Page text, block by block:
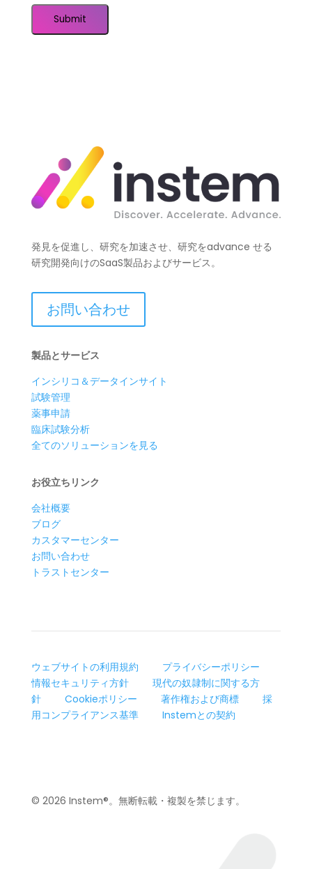
発見を促進し、研究を加速させ、研究をadvance せる
研究開発向けのSaaS製品およびサービス。
お問い合わせ
製品とサービス
インシリコ＆データインサイト
試験管理
薬事申請
臨床試験分析
全てのソリューションを見る
お役立ちリンク
会社概要
ブログ
カスタマーセンター
お問い合わせ
トラストセンター
ウェブサイトの利用規約
プライバシーポリシー
情報セキュリティ方針
現代の奴隷制に関する方
針
Cookieポリシー 著作権および商標
採
用コンプライアンス基準
Instemとの契約
© 2026 Instem®。無断転載・複製を禁じます。